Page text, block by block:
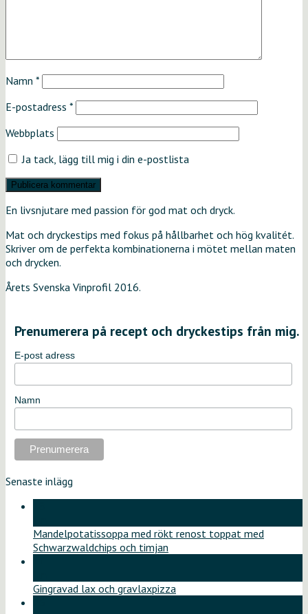
Namn *
E-postadress *
Webbplats
Ja tack, lägg till mig i din e-postlista
En livsnjutare med passion för god mat och dryck.
Mat och dryckestips med fokus på hållbarhet och hög kvalitét.
Skriver om de perfekta kombinationerna i mötet mellan maten
och drycken.
Årets Svenska Vinprofil 2016.
Prenumerera på recept och dryckestips från mig.
E-post adress
Namn
Senaste inlägg
Mandelpotatissoppa med rökt renost toppat med
Schwarzwaldchips och timjan
Gingravad lax och gravlaxpizza